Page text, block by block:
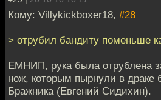
Кому: Villykickboxer18, #28
> отрубил бандиту поменьше
ЕМНИП, рука была отрублена
нож, которым пырнули в драке
Бражника (Евгений Сидихин).